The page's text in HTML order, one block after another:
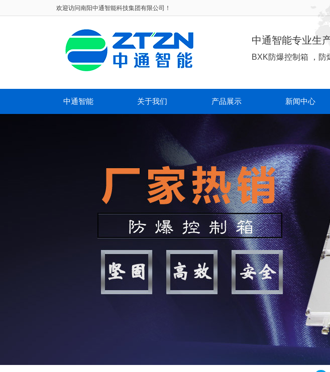
欢迎访问南阳中通智能科技集团有限公司！
中通智能专业生产
BXK防爆控制箱 ， 防
中通智能 关于我们 产品展示 新闻中心